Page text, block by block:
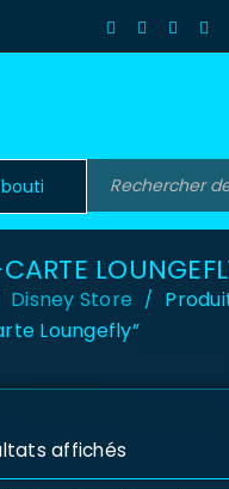
Disney Store /
Loungefly”
affichés